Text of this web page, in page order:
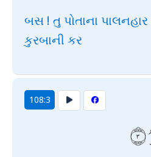
બસ ! તુ પોતાના
કુરબાની કર
108:3